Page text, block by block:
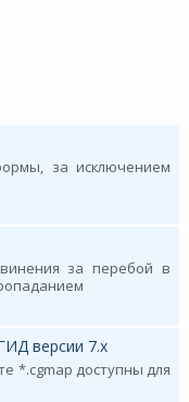
за исключением
за перебой в
версии 7.х
*.cgmap доступны для